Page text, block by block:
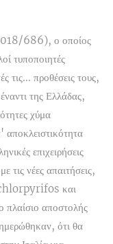
686), ο οποίος
τυποποιητές
τις... προθέσεις τους,
της Ελλάδας,
χύμα
επιχειρήσεις
τις νέες απαιτήσεις,
chlorpyrifos και
αποστολής
ότι θα